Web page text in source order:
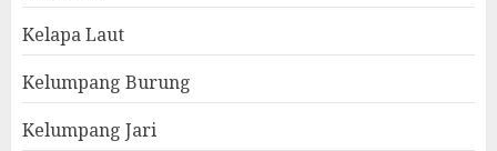
Kelapa Laut
Kelumpang Burung
Kelumpang Jari